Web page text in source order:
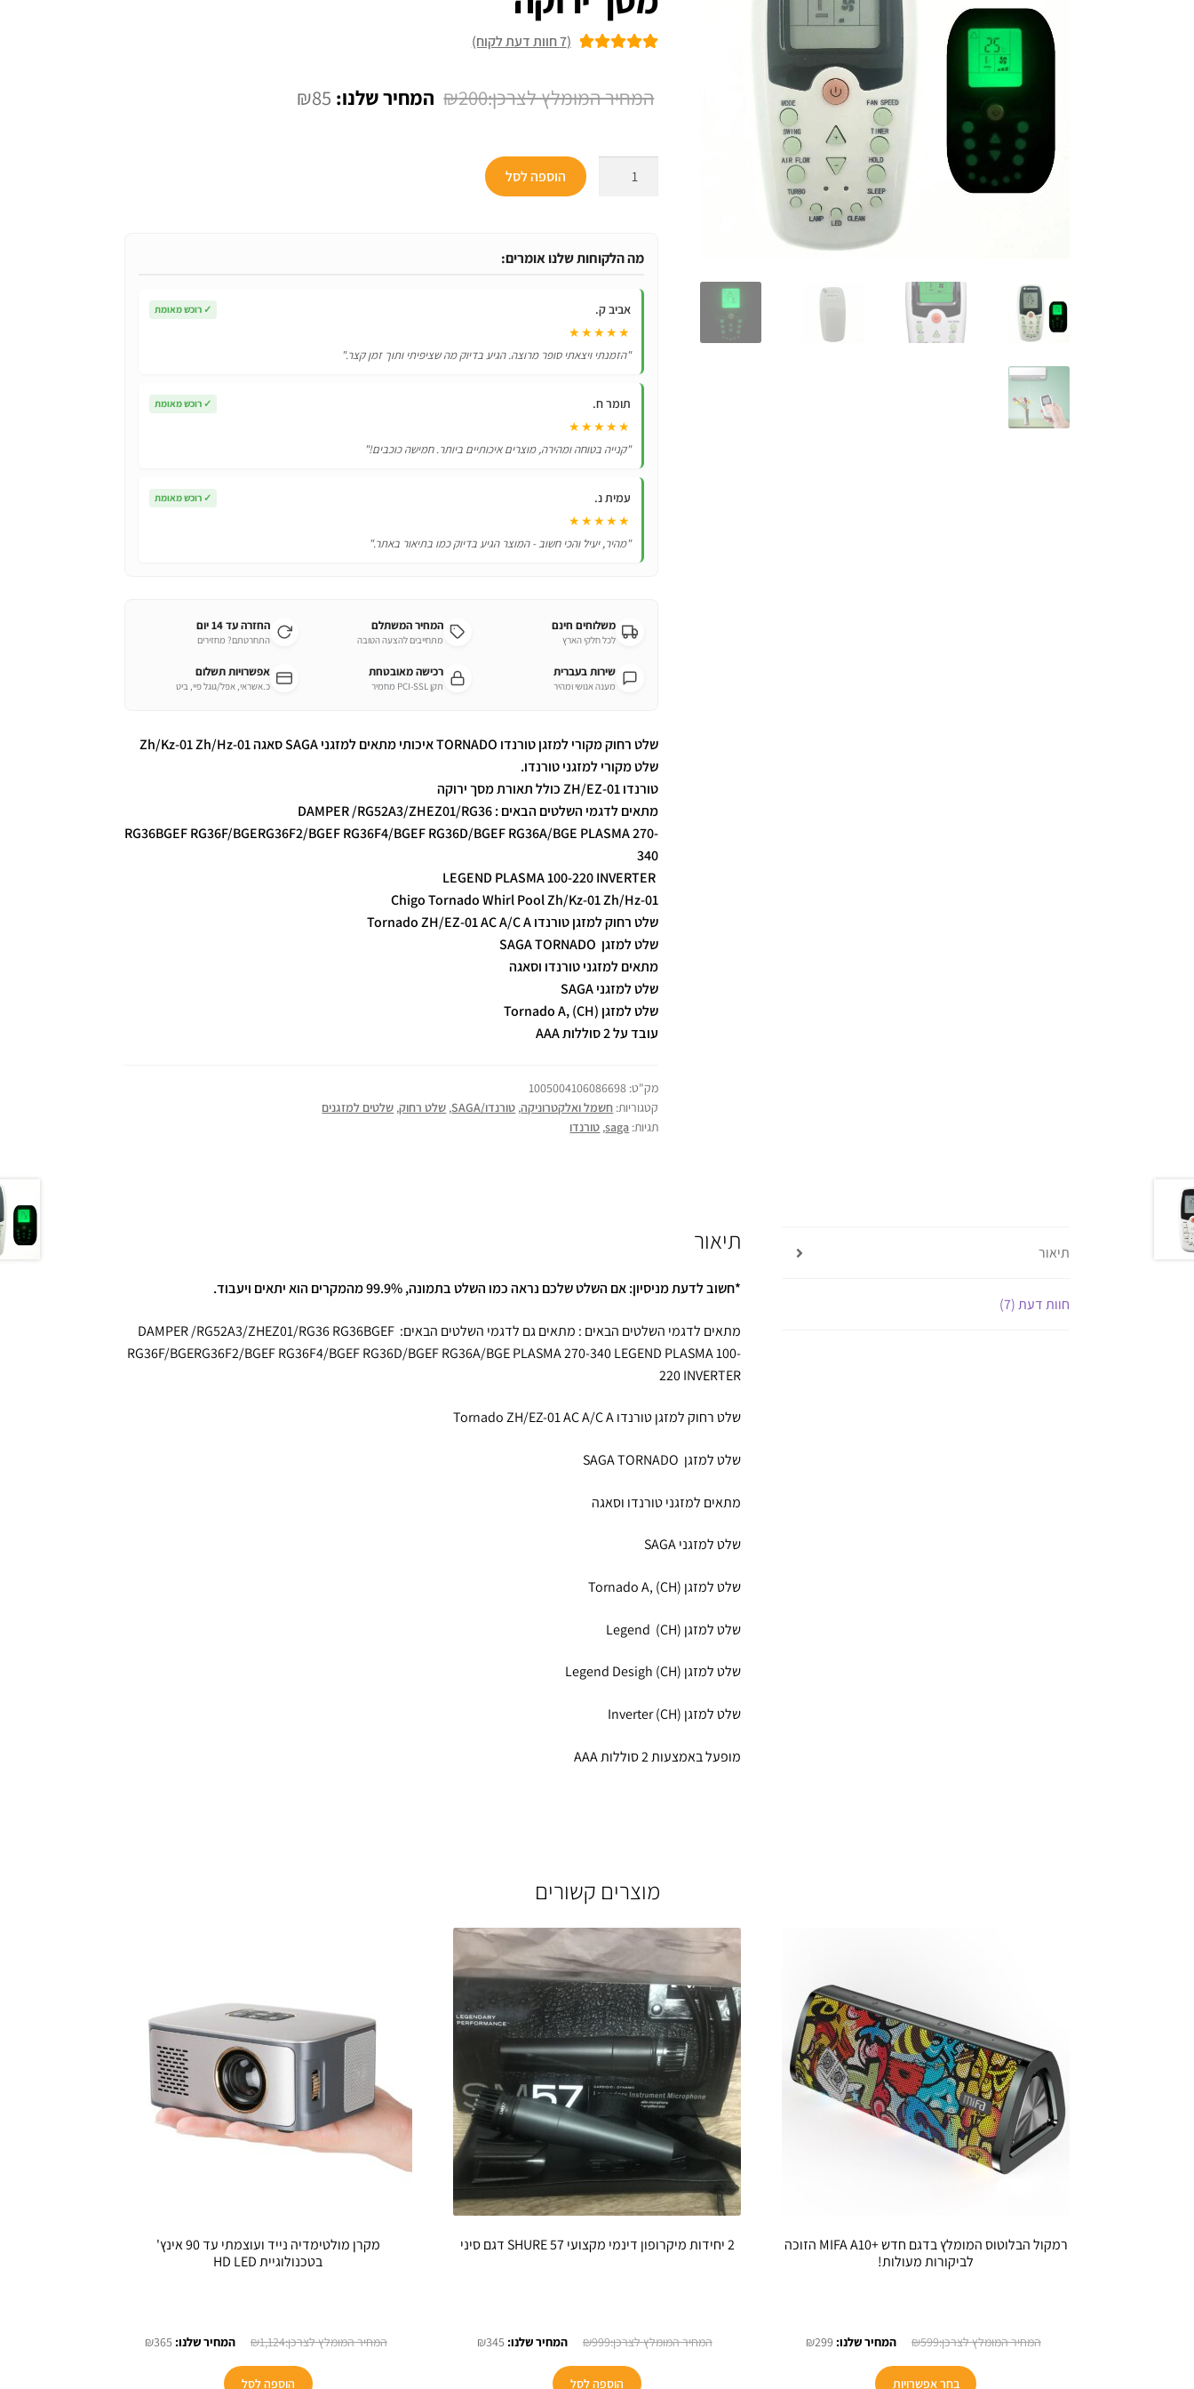
עלדירוגים של
(
7חוות דעת לקוח)
₪200
המחיר
₪85 המחיר
‏מקורי
Tornado
ZH/EZ-
תאורת
ירוקה
הוספה לסל
מה הלקוחות שלנו אומרים:
אביב ק. ✓ רוכש מאומת
★★★★★
"הזמנתי ויצאתי סופר מרוצה. הגיע בדיוק מה שציפיתי ותוך זמן קצר."
תומר ח. ✓ רוכש מאומת
★★★★★
"קנייה בטוחה ומהירה, מוצרים איכותיים ביותר. חמישה כוכבים!"
עמית נ. ✓ רוכש מאומת
★★★★★
"מהיר, יעיל והכי חשוב - המוצר הגיע בדיוק כמו בתיאור באתר."
משלוחים חינם
לכל חלקי הארץ
המחיר המשתלם
מתחייבים להצעה הטובה
החזרה עד 14 יום
התחרטתם? מחזירים
שירות בעברית
מענה אנושי ומהיר
רכישה מאובטחת
תקן PCI-SSL מחמיר
אפשרויות תשלום
כ.אשראי, אפל/גוגל פיי, ביט
שלט רחוק מקורי למזגן טורנדו TORNADO איכותי מתאים למזגני SAGA סאגה Zh/Kz-01 Zh/Hz-01
שלט מקורי למזגני טורנדו.
טורנדו ZH/EZ-01 כולל תאורת מסך ירוקה
מתאים לדגמי השלטים הבאים : DAMPER /RG52A3/ZHEZ01/RG36
RG36BGEF RG36F/BGERG36F2/BGEF RG36F4/BGEF RG36D/BGEF RG36A/BGE PLASMA 270-
340
Chigo Tornado Whirl Pool Zh/Kz-01 Zh/Hz-01
שלט רחוק למזגן טורנדו Tornado ZH/EZ-01 AC A/C A
שלט למזגן
SAGATORNADO
מתאים למזגני טורנדו וסאגה
שלט למזגניSAGA
שלט למזגן (Tornado A, (CH
עובד על 2 סוללות AAA
מק"ט: 1005004106086698
קטגוריות: חשמל ואלקטרוניקה, טורנדו/SAGA , שלט רחוק, שלטים למזגנים
תגיות: saga
, טורנדו
תיאור
חוות דעת (7)
תיאור
*חשוב לדעת מניסיון: אם השלט שלכם נראה כמו השלט בתמונה, 99.9% מהמקרים הוא יתאים ויעבוד.
מתאים לדגמי השלטים הבאים : מתאים גם לדגמי השלטים הבאים: DAMPER /RG52A3/ZHEZ01/RG36 RG36BGEF
RG36F/BGERG36F2/BGEF RG36F4/BGEF RG36D/BGEF RG36A/BGE PLASMA 270-340 LEGEND PLASMA 100-
220 INVERTER
שלט רחוק למזגן טורנדו Tornado ZH/EZ-01 AC A/C A
שלט למזגן SAGA TORNADO
מתאים למזגני טורנדו וסאגה
שלט למזגני SAGA
שלט למזגן (Tornado A, (CH
שלט למזגן (Legend (CH
שלט למזגן (Legend Desigh (CH
שלט למזגן (Inverter (CH
מופעל באמצעות 2 סוללות AAA
מוצרים קשורים
רמקול הבלוטוס המומלץ בדגם חדש +MIFA A10 הזוכה
לביקורות מעולות!
₪599
המחיר
היה:
₪299 המחיר
בחר אפשרויות
למוצר
2 יחידות מיקרופון דינמי מקצועי SHURE 57 דגם סיני
₪999
המחיר
היה:
₪345 המחיר
הוספה לסל
מקרן מולטימדיה נייד ועוצמתי עד 90 אינץ'
בטכנולוגיית HD LED
₪1,124
המחיר
היה:
₪365 המחיר
הוספה לסל